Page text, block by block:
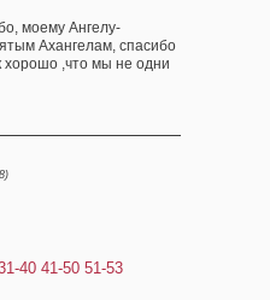
моему Ангелу-
Ахангелам, спасибо
хорошо ,что мы не одни
40 41-50 51-53